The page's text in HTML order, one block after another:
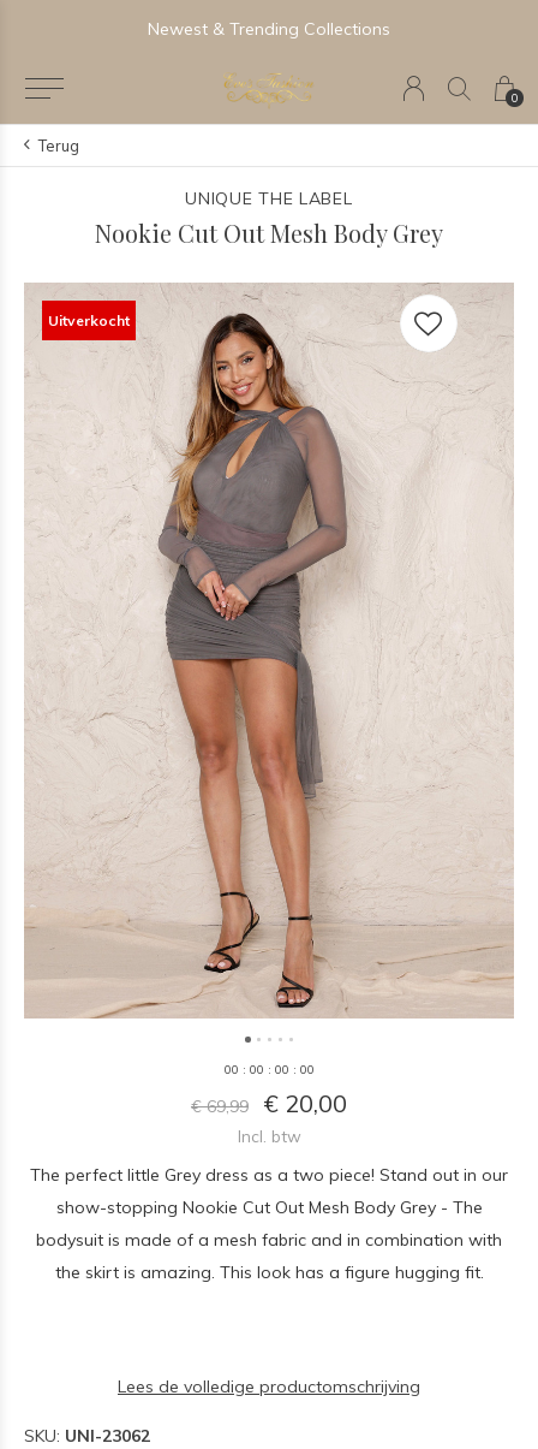
0
Newest & Trending Collections
Terug
UNIQUE THE LABEL
Nookie Cut Out Mesh Body Grey
Uitverkocht
00 : 00 : 00 : 00
€ 69,99 € 20,00
Incl. btw
The perfect little Grey dress as a two piece! Stand out in our
show-stopping Nookie Cut Out Mesh Body Grey - The
bodysuit is made of a mesh fabric and in combination with
the skirt is amazing. This look has a figure hugging fit.
Lees de volledige productomschrijving
SKU: UNI-23062